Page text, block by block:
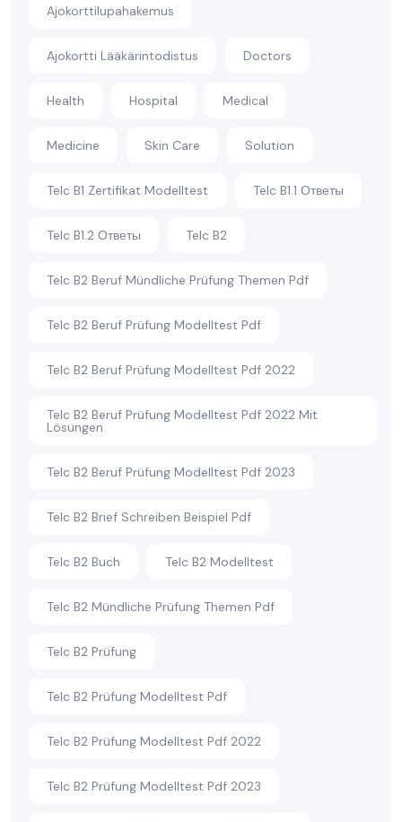
Ajokorttilupahakemus
Ajokortti Lääkärintodistus Doctors
Health Hospital Medical
Medicine Skin Care Solution
Telc B1 Zertifikat Modelltest Telc B1.1 Ответы
Telc B1.2 Ответы Telc B2
Telc B2 Beruf Mündliche Prüfung Themen Pdf
Telc B2 Beruf Prüfung Modelltest Pdf
Telc B2 Beruf Prüfung Modelltest Pdf 2022
Telc B2 Beruf Prüfung Modelltest Pdf 2022 Mit
Lösungen
Telc B2 Beruf Prüfung Modelltest Pdf 2023
Telc B2 Brief Schreiben Beispiel Pdf
Telc B2 Buch Telc B2 Modelltest
Telc B2 Mündliche Prüfung Themen Pdf
Telc B2 Prüfung
Telc B2 Prüfung Modelltest Pdf
Telc B2 Prüfung Modelltest Pdf 2022
Telc B2 Prüfung Modelltest Pdf 2023